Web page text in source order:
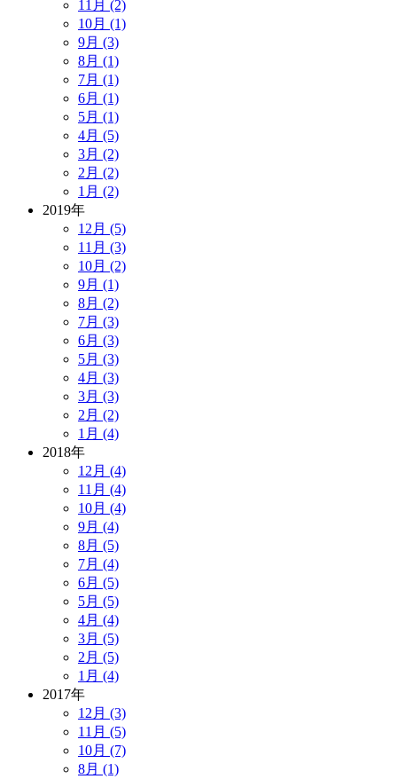
11月 (2)
10月 (1)
9月 (3)
8月 (1)
7月 (1)
6月 (1)
5月 (1)
4月 (5)
3月 (2)
2月 (2)
1月 (2)
2019年
12月 (5)
11月 (3)
10月 (2)
9月 (1)
8月 (2)
7月 (3)
6月 (3)
5月 (3)
4月 (3)
3月 (3)
2月 (2)
1月 (4)
2018年
12月 (4)
11月 (4)
10月 (4)
9月 (4)
8月 (5)
7月 (4)
6月 (5)
5月 (5)
4月 (4)
3月 (5)
2月 (5)
1月 (4)
2017年
12月 (3)
11月 (5)
10月 (7)
8月 (1)